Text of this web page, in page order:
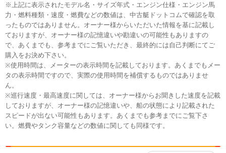
※上記に表示されたモデル名・サイズ年式・エンジン仕様・エンジン馬
力・燃料種類・速度・燃費などの数値は、中古艇ドットコムで確認を取
ったものではありません。オーナー様からいただいた情報を基に記載し
ておりますが、オーナー様の記憶違いや勘違いの可能性もありますの
で、あくまでも、参考までにご覧いただき、最終的には自己判断にてご
購入をお決め下さい。
※使用時間は、メーターの表示時間を記載しております。あくまでもメー
タの表示時間ですので、実際の使用時間を補償するものではありませ
ん。
※巡行速度・最高速度に関しては、オーナー様からお聞きした速度を記載
しておりますが、オーナー様の記憶違いや、船の状態により記載された
スピードが出ない可能性もあります。あくまでも参考までにご覧下さ
い。燃費やタンク容量などの数値に関しても同様です。